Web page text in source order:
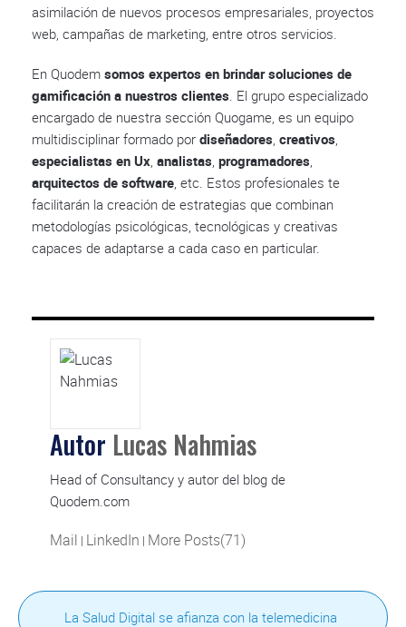
asimilación de nuevos procesos empresariales, proyectos
web, campañas de marketing, entre otros servicios.
En Quodem somos expertos en brindar soluciones de
gamificación a nuestros clientes . El grupo especializado
encargado de nuestra sección Quogame, es un equipo
multidisciplinar formado por diseñadores creativos
especialistas en Ux analistas programadores
arquitectos de software , etc. Estos profesionales te
facilitarán la creación de estrategias que combinan
metodologías psicológicas, tecnológicas y creativas
capaces de adaptarse a cada caso en particular.
Autor Lucas Nahmias
Head of Consultancy y autor del blog de
Quodem.com
Mail | LinkedIn | More Posts(71)
La Salud Digital se afianza con la telemedicina